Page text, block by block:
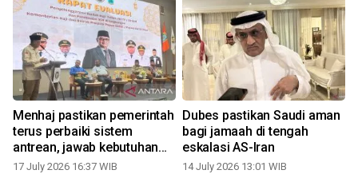
Menhaj pastikan pemerintah
terus perbaiki sistem
antrean, jawab kebutuhan
haji
17 July 2026 16:37 WIB
Dubes pastikan Saudi aman
bagi jamaah di tengah
eskalasi AS-Iran
14 July 2026 13:01 WIB